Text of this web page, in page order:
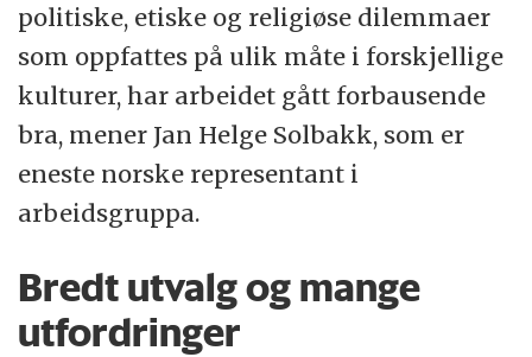
politiske, etiske og religiøse dilemmaer
som oppfattes på ulik måte i forskjellige
kulturer, har arbeidet gått forbausende
bra, mener Jan Helge Solbakk, som er
eneste norske representant i
arbeidsgruppa.
Bredt utvalg og mange
utfordringer